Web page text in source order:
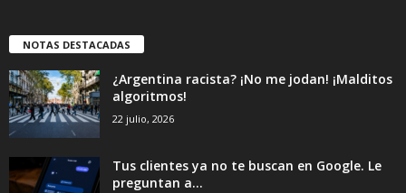
NOTAS DESTACADAS
¿Argentina racista? ¡No me jodan! ¡Malditos
algoritmos!
22 julio, 2026
Tus clientes ya no te buscan en Google. Le
preguntan a...